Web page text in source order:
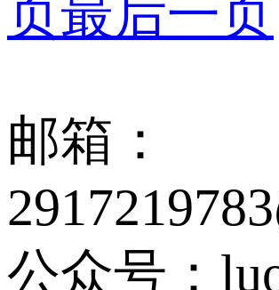
页最后一页
邮箱：
公众号：